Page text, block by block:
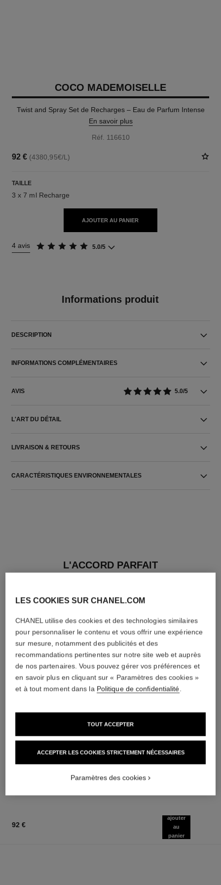
COCO MADEMOISELLE
Twist and Spray Set de Recharges – Eau de Parfum Intense
En savoir plus
Réf. 116610
92 € (4380,95€/L)
TAILLE
3 x 7 ml Recharge
AJOUTER AU PANIER
4 avis 5.0/5
Informations produit
DESCRIPTION
INFORMATIONS COMPLÉMENTAIRES
AVIS 5.0/5
L'ART DU DÉTAIL
LIVRAISON & RETOURS
CARACTÉRISTIQUES ENVIRONNEMENTALES
L'ACCORD PARFAIT
Eau de Parfum Intense
Vaporisateur
à partir de
L'Eau Privée – Eau pour la Nuit
Réf. 116260
à partir de
107 €
AJOUTER AU PANIER
92 €
ajouter
au
panier
LES COOKIES SUR CHANEL.COM
CHANEL utilise des cookies et des technologies similaires
pour personnaliser le contenu et vous offrir une expérience
sur mesure, notamment des publicités et des
recommandations pertinentes sur notre site web et auprès
de nos partenaires. Vous pouvez gérer vos préférences et
en savoir plus en cliquant sur « Paramètres des cookies »
et à tout moment dans la Politique de confidentialité.
ACCEPTER LES COOKIES STRICTEMENT NÉCESSAIRES
TOUT ACCEPTER
Paramètres des cookies